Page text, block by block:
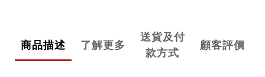
商品描述 了解更多
送貨及付
款方式
顧客評價